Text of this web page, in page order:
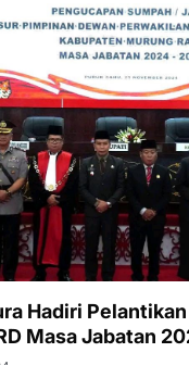
Hadiri
Masa Jabatan